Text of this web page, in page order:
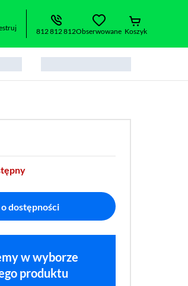
812 812 812Obserwowane Koszyk
dostępności
w wyborze
produktu